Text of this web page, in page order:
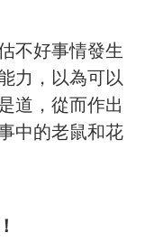
不好事情發生
力，以為可以
道，從而作出
中的老鼠和花